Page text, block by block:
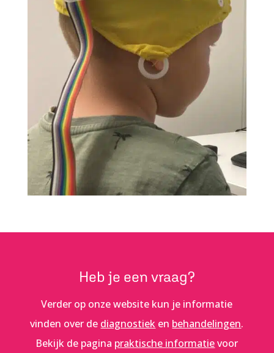
Heb je een vraag?
Verder op onze website kun je informatie
vinden over de diagnostiek en behandelingen.
Bekijk de pagina praktische informatievoor